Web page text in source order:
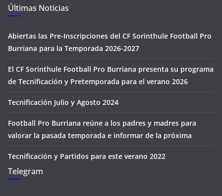
Últimas Noticias
Abiertas las Pre-Inscripciones del CF Sorinthule Football Pro
Burriana para la Temporada 2026-2027
El CF Sorinthule Football Pro Burriana presenta su programa
de Tecnificación y Pretemporada para el verano 2026
Tecnificación Julio y Agosto 2024
Football Pro Burriana reúne a los padres y madres para
valorar la pasada temporada e informar de la próxima
Tecnificación y Partidos para este verano 2022
Telegram